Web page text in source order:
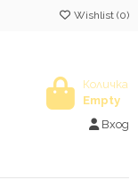
Wishlist (0)
Количка
Empty
Вход